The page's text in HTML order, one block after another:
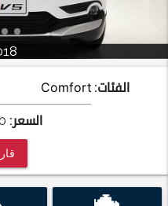
الفئات:
السعر: